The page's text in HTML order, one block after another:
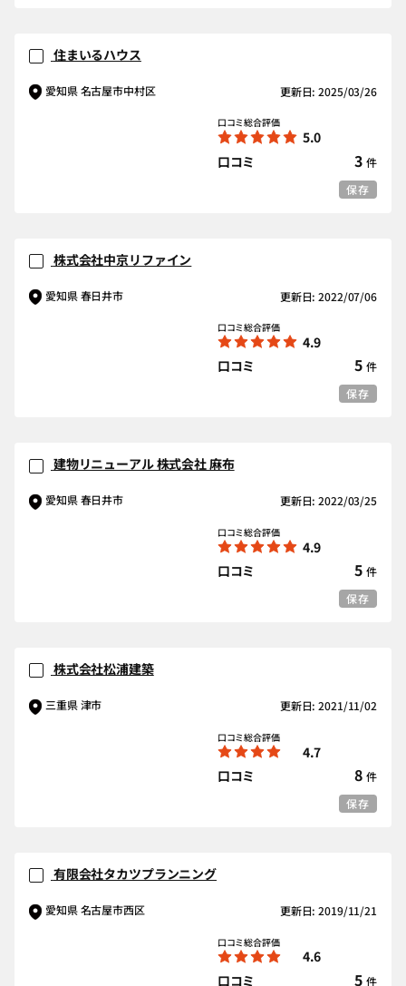
住まいるハウス
愛知県 名古屋市中村区 更新日: 2025/03/26
口コミ総合評価
5.0
口コミ
3 件
保存
株式会社中京リファイン
愛知県 春日井市 更新日: 2022/07/06
口コミ総合評価
4.9
口コミ
5 件
保存
建物リニューアル 株式会社 麻布
愛知県 春日井市 更新日: 2022/03/25
口コミ総合評価
4.9
口コミ
5 件
保存
株式会社松浦建築
三重県 津市 更新日: 2021/11/02
口コミ総合評価
4.7
口コミ
8 件
保存
有限会社タカツプランニング
愛知県 名古屋市西区 更新日: 2019/11/21
口コミ総合評価
4.6
口コミ
5 件